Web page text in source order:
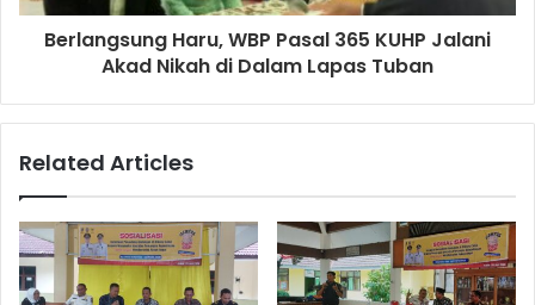
Berlangsung Haru, WBP Pasal 365 KUHP Jalani
Akad Nikah di Dalam Lapas Tuban
Related Articles